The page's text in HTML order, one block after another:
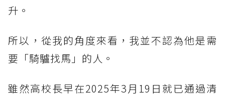
升。
所以，從我的角度來看，我並不認為他是需
要「騎驢找馬」的人。
雖然高校長早在2025年3月19日就已通過清